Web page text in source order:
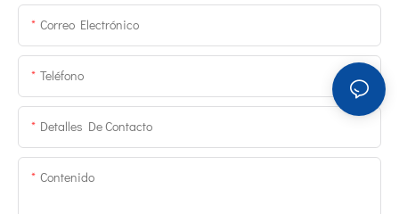
Correo Electrónico
Teléfono
Detalles De Contacto
Contenido